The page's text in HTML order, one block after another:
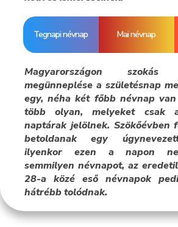
Tegnapi névnap Mai névnap
Magyarországon
megünneplése a születésnap
egy, néha két főbb névnap
több olyan, melyeket csak
naptárak jelölnek. Szökőévben
betoldanak egy
ilyenkor ezen a napon
semmilyen névnapot, az
28-a közé eső névnapok
hátrébb tolódnak.